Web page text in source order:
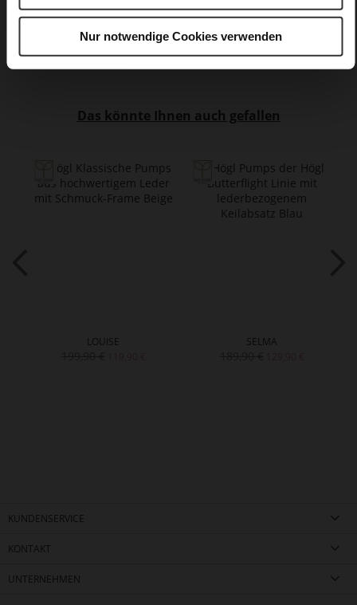
Nur notwendige Cookies verwenden
Das könnte Ihnen auch gefallen
LOUISE SELMA
KUNDENSERVICE
KONTAKT
UNTERNEHMEN